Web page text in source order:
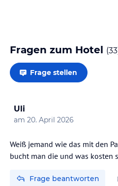
Fragen zum Hotel (33
Frage stellen
Uli
am 20. April 2026
Weiß jemand wie das mit den
bucht man die und was kosten
Frage beantworten